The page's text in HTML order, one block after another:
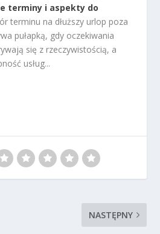
terminy i aspekty do
terminu na dłuższy urlop poza
pułapką, gdy oczekiwania
się z rzeczywistością, a
usług...
NASTĘPNY